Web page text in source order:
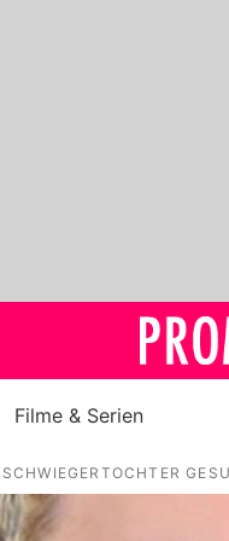
Filme & Serien
SCHWIEGERTOCHTER